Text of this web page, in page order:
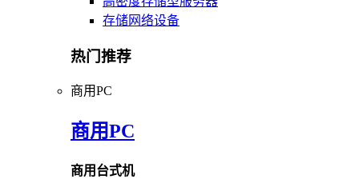
存储网络设备
热门推荐
商用PC
商用PC
商用台式机